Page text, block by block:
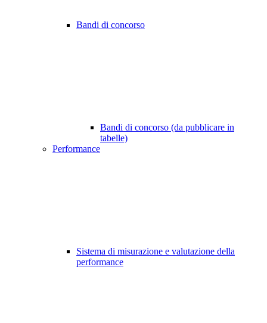
Bandi di concorso
Bandi di concorso (da pubblicare in
tabelle)
Performance
Sistema di misurazione e valutazione della
performance